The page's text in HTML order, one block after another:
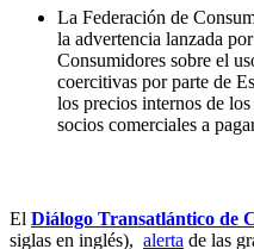
La Federación de
la advertencia lanzada por
Consumidores sobre el
coercitivas por parte de
los precios internos de
socios comerciales a
El Diálogo Transatlántico de
siglas en inglés), alerta de las